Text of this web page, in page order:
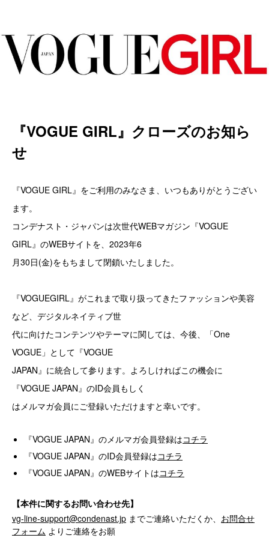
『VOGUE GIRL』クローズのお知ら
せ
『VOGUE GIRL』をご利用のみなさま、いつもありがとうござい
ます。
コンデナスト・ジャパンは次世代WEBマガジン『VOGUE
GIRL』のWEBサイトを、2023年6
月30日(金)をもちまして閉鎖いたしました。
『VOGUEGIRL』がこれまで取り扱ってきたファッションや美容
など、デジタルネイティブ世
代に向けたコンテンツやテーマに関しては、今後、「One
VOGUE」として『VOGUE
JAPAN』に統合して参ります。よろしければこの機会に
『VOGUE JAPAN』のID会員もしく
はメルマガ会員にご登録いただけますと幸いです。
『VOGUE JAPAN』のメルマガ会員登録はコチラ
『VOGUE JAPAN』のID会員登録はコチラ
『VOGUE JAPAN』のWEBサイトはコチラ
【本件に関するお問い合わせ先】
vg-line-support@condenast.jp までご連絡いただくか、 お問合せ
フォーム よりご連絡をお願